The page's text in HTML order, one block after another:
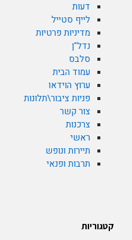
דעות
לייף סטייל
מדיניות פרטיות
נדל"ן
סלבס
עמוד הבית
ערוץ הוידאו
פניות ציבור\תלונות
צור קשר
צרכנות
ראשי
תיירות ונופש
תרבות ופנאי
קטגוריות